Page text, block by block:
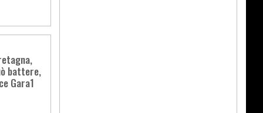
battere,
Gara1